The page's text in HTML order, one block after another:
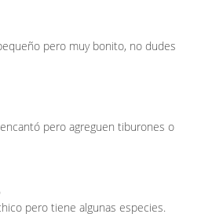
pero muy bonito, no dudes
pero agreguen tiburones o
pero tiene algunas especies.